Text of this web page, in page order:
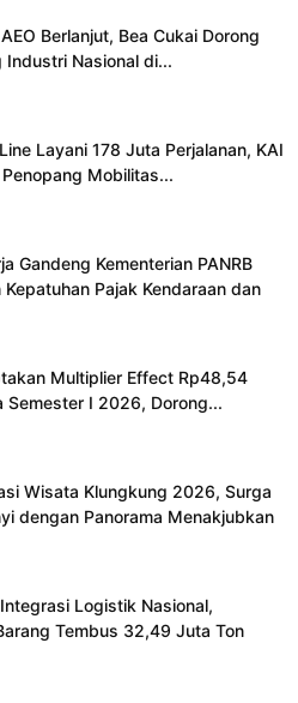
Berlanjut, Bea Cukai Dorong
Industri Nasional di...
Layani 178 Juta Perjalanan, KAI
Mobilitas...
Gandeng Kementerian PANRB
Pajak Kendaraan dan
Multiplier Effect Rp48,54
Semester I 2026, Dorong...
Wisata Klungkung 2026, Surga
dengan Panorama Menakjubkan
Logistik Nasional,
Tembus 32,49 Juta Ton